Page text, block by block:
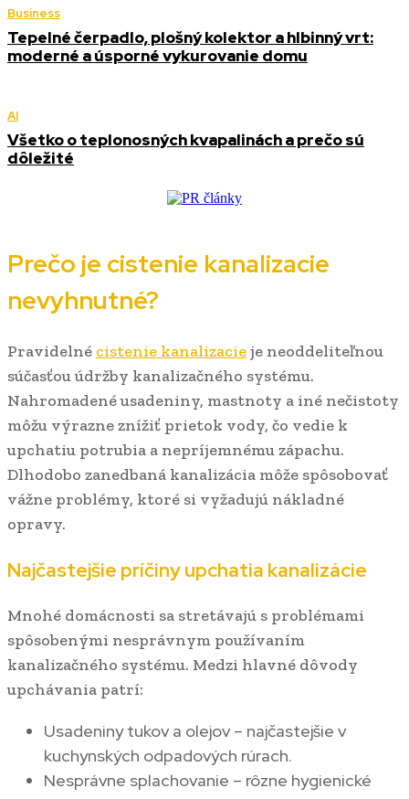
Business
Tepelné čerpadlo, plošný kolektor a hlbinný vrt:
moderné a úsporné vykurovanie domu
AI
Všetko o teplonosných kvapalinách a prečo sú
dôležité
Prečo je cistenie kanalizacie
nevyhnutné?
Pravidelné cistenie kanalizacieje neoddeliteľnou
súčasťou údržby kanalizačného systému.
Nahromadené usadeniny, mastnoty a iné nečistoty
môžu výrazne znížiť prietok vody, čo vedie k
upchatiu potrubia a nepríjemnému zápachu.
Dlhodobo zanedbaná kanalizácia môže spôsobovať
vážne problémy, ktoré si vyžadujú nákladné
opravy.
Najčastejšie príčiny upchatia kanalizácie
Mnohé domácnosti sa stretávajú s problémami
spôsobenými nesprávnym používaním
kanalizačného systému. Medzi hlavné dôvody
upchávania patrí:
Usadeniny tukov a olejov – najčastejšie v
kuchynských odpadových rúrach.
Nesprávne splachovanie – rôzne hygienické